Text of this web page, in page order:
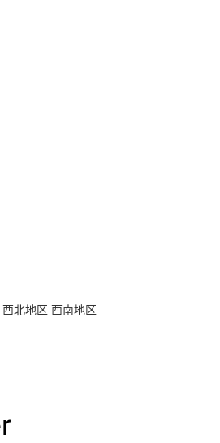
西北地区 西南地区